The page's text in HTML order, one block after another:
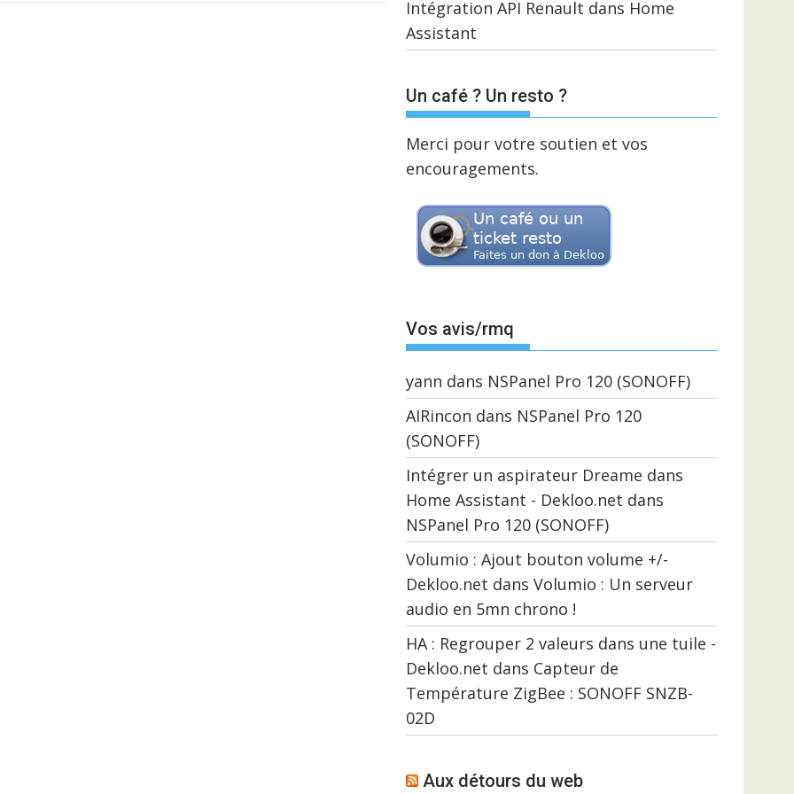
Intégration API Renault dans Home
Assistant
Un café ? Un resto ?
Merci pour votre soutien et vos
encouragements.
Vos avis/rmq
yann dans NSPanel Pro 120 (SONOFF)
AIRincon dans NSPanel Pro 120
(SONOFF)
Intégrer un aspirateur Dreame dans
Home Assistant - Dekloo.net dans
NSPanel Pro 120 (SONOFF)
Volumio : Ajout bouton volume +/-
Dekloo.net dans Volumio : Un serveur
audio en 5mn chrono !
HA : Regrouper 2 valeurs dans une tuile -
Dekloo.net dans Capteur de
Température ZigBee : SONOFF SNZB-
02D
Aux détours du web